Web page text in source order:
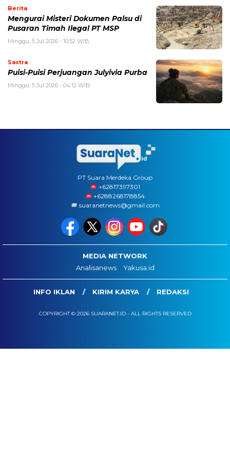
Berita
Mengurai Misteri Dokumen Palsu di
Pusaran Timah Ilegal PT MSP
Minggu, 5 Jul 2026 - 10:52 WIB
Sastra
Puisi-Puisi Perjuangan Julyivia Purba
Minggu, 5 Jul 2026 - 04:12 WIB
PT Suara Merdeka Group
‪+62817397301
+6288268178854
suaranetnews@gmail.com
MEDIA NETWORK
Analisanews
Yakusa.id
INFO IKLAN KIRIM KARYA REDAKSI
COPYRIGHT © 2026 SUARANET.ID - ALL RIGHTS RESERVED